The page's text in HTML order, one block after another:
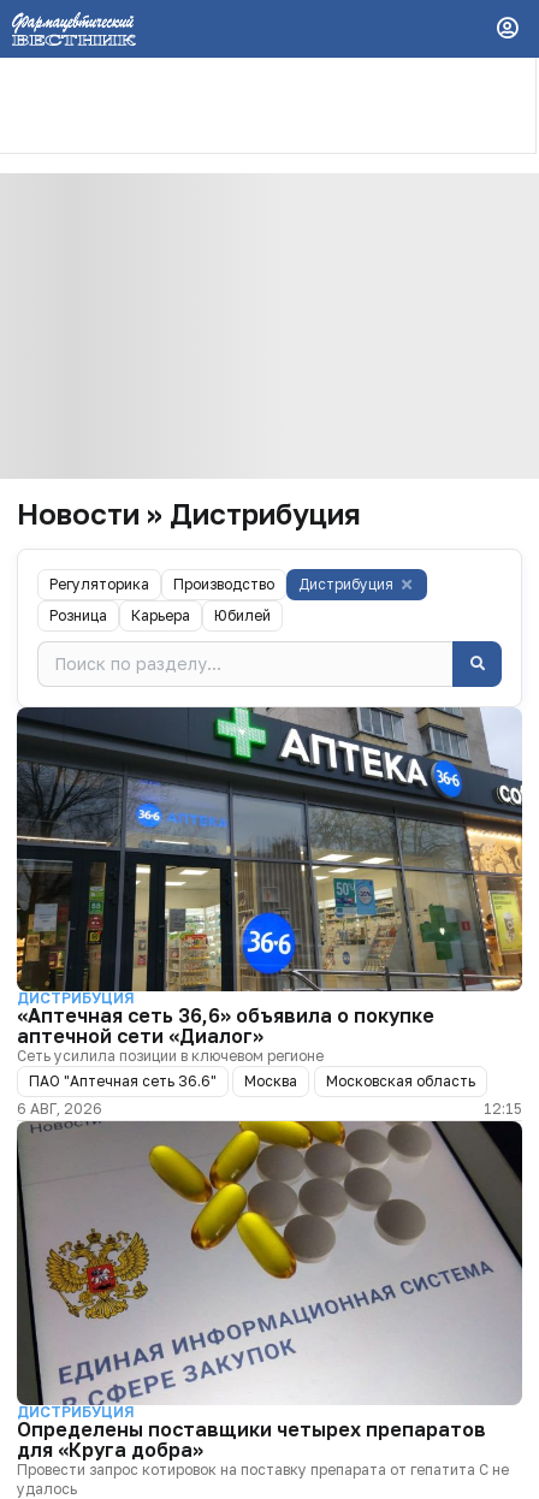
Новости » Дистрибуция
Регуляторика Производство
Дистрибуция
Розница
Карьера Юбилей
ДИСТРИБУЦИЯ
«Аптечная сеть 36,6» объявила о покупке
аптечной сети «Диалог»
Сеть усилила позиции в ключевом регионе
ПАО "Аптечная сеть 36.6"
Москва
Московская область
6 АВГ, 2026
12:15
ДИСТРИБУЦИЯ
Определены поставщики четырех препаратов
для «Круга добра»
Провести запрос котировок на поставку препарата от гепатита С не
удалось